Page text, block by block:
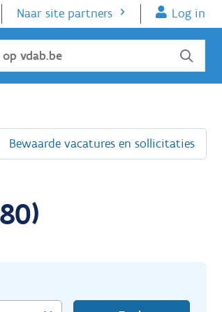
Naar site partners Log in
Bewaarde vacatures en sollicitaties